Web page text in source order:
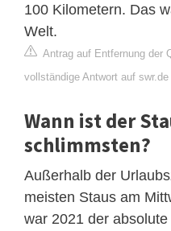
100 Kilometern. Das
Welt.
Antrag auf Entfernung der
vollständige Antwort auf swr.de
Wann ist der
schlimmsten?
Außerhalb der
meisten Staus am
war 2021 der